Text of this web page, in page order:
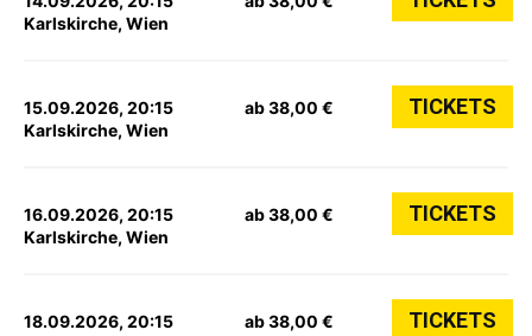
Karlskirche, Wien
15.09.2026, 20:15
Karlskirche, Wien
ab 38,00 € TICKETS
16.09.2026, 20:15
Karlskirche, Wien
ab 38,00 € TICKETS
18.09.2026, 20:15
ab 38,00 € TICKETS